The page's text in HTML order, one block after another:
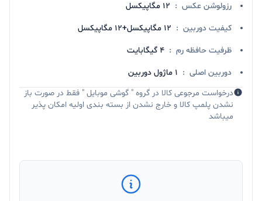
رزولوشن عکس : ۱۲ مگاپیکسل
کیفیت دوربین : 12 مگاپیکسل+12 مگاپیکسل
ظرفیت حافظه رم : 4 گیگابایت
دوربین اصلی : ۱ ماژول دوربین
درخواست مرجوعی کالا در گروه " گوشی موبایل " فقط در صورت باز
نشدن پلمپ کالا و خارج نشدن از بسته بندی اولیه امکان پذیر
میباشد